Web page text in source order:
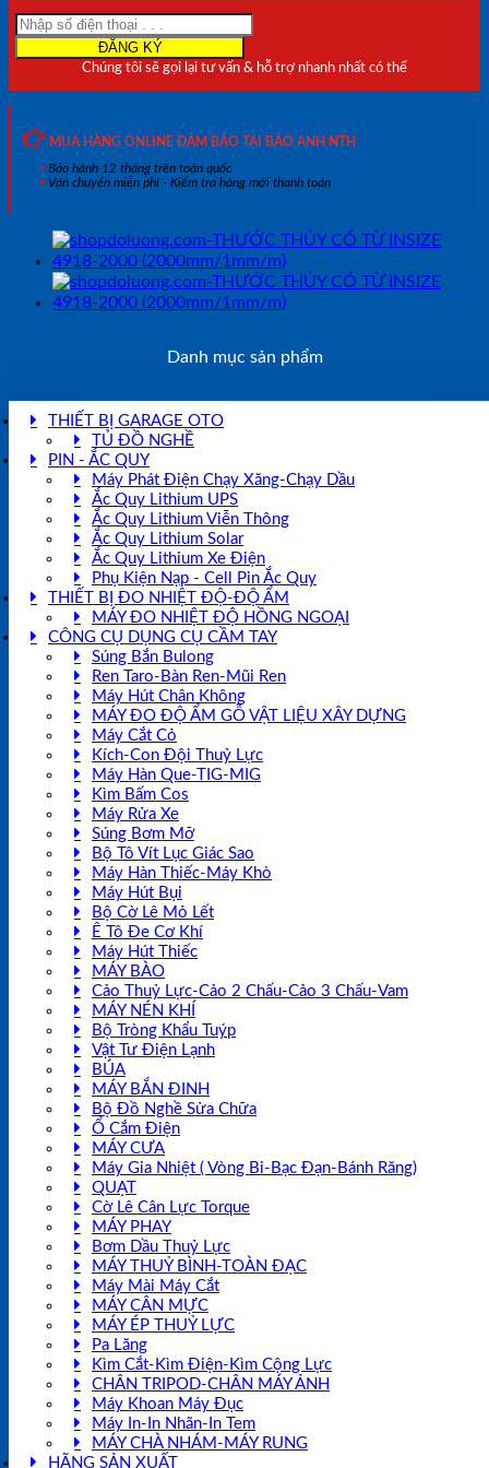
1200
(1200mm/1mm/m)
số
Chúng tôi sẽ gọi lại tư vấn & hỗ trợ nhanh nhất có thể
MUA HÀNG ONLINE ĐẢM BẢO TẠI BẢO ANH NTH
Bảo hành 12 tháng trên toàn quốc
Vận chuyển miễn phí - Kiểm tra hàng mới thanh toán
Danh mục sản phẩm
THIẾT BỊ GARAGE OTO
TỦ ĐỒ NGHỀ
PIN - ẮC QUY
Máy Phát Điện Chạy Xăng-Chạy Dầu
Ắc Quy Lithium UPS
Ắc Quy Lithium Viễn Thông
Ắc Quy Lithium Solar
Ắc Quy Lithium Xe Điện
Phụ Kiện Nạp - Cell Pin Ắc Quy
THIẾT BỊ ĐO NHIỆT ĐỘ-ĐỘ ẨM
MÁY ĐO NHIỆT ĐỘ HỒNG NGOẠI
CÔNG CỤ DỤNG CỤ CẦM TAY
Súng Bắn Bulong
Ren Taro-Bàn Ren-Mũi Ren
Máy Hút Chân Không
MÁY ĐO ĐỘ ẨM GỖ VẬT LIỆU XÂY DỰNG
Máy Cắt Cỏ
Kích-Con Đội Thuỷ Lực
Máy Hàn Que-TIG-MIG
Kìm Bấm Cos
Máy Rửa Xe
Súng Bơm Mỡ
Bộ Tô Vít Lục Giác Sao
Máy Hàn Thiếc-Máy Khò
Máy Hút Bụi
Bộ Cờ Lê Mỏ Lết
Ê Tô Đe Cơ Khí
Máy Hút Thiếc
MÁY BÀO
Cảo Thuỷ Lực-Cảo 2 Chấu-Cảo 3 Chấu-Vam
MÁY NÉN KHÍ
Bộ Tròng Khẩu Tuýp
Vật Tư Điện Lạnh
BÚA
MÁY BẮN ĐINH
Bộ Đồ Nghề Sửa Chữa
Ổ Cắm Điện
MÁY CƯA
Máy Gia Nhiệt ( Vòng Bi-Bạc Đạn-Bánh Răng)
QUẠT
Cờ Lê Cân Lực Torque
MÁY PHAY
Bơm Dầu Thuỷ Lực
MÁY THUỶ BÌNH-TOÀN ĐẠC
Máy Mài Máy Cắt
MÁY CÂN MỰC
MÁY ÉP THUỶ LỰC
Pa Lăng
Kìm Cắt-Kìm Điện-Kìm Cộng Lực
CHÂN TRIPOD-CHÂN MÁY ẢNH
Máy Khoan Máy Đục
Máy In-In Nhãn-In Tem
MÁY CHÀ NHÁM-MÁY RUNG
HÃNG SẢN XUẤT